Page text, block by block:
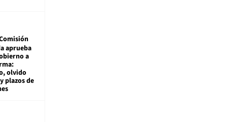
aprueba
a
olvido
plazos de